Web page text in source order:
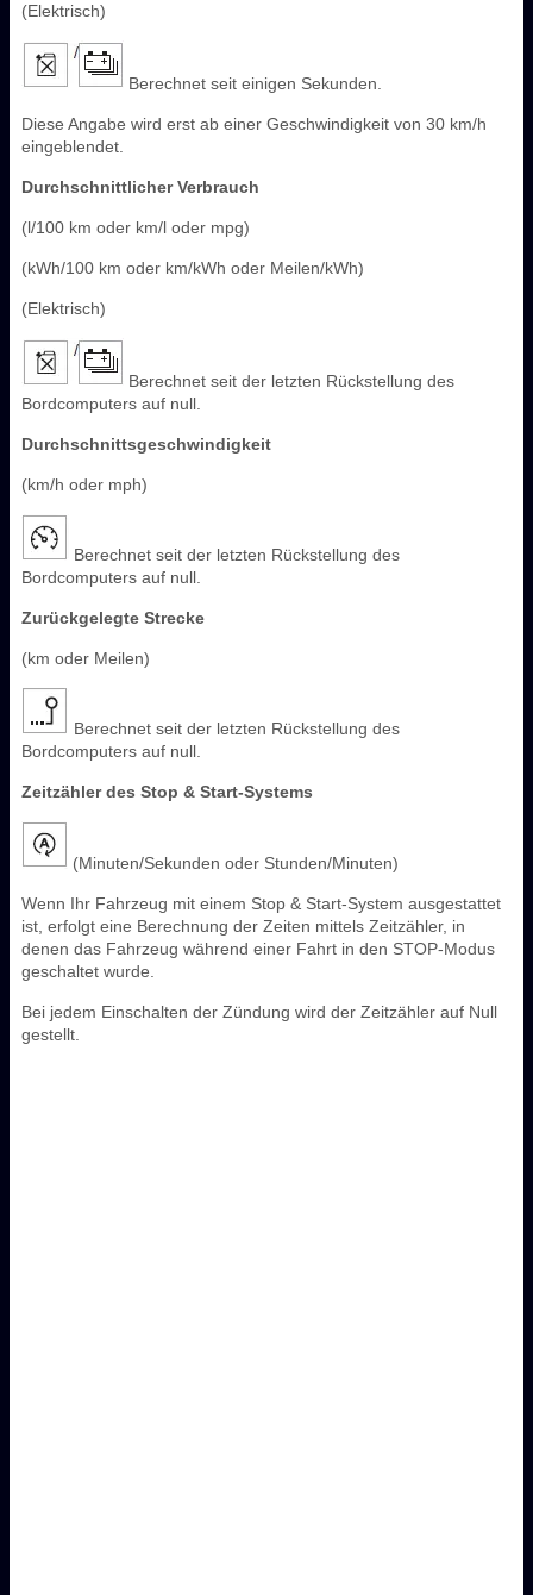
(Elektrisch)
Berechnet seit einigen Sekunden.
Diese Angabe wird erst ab einer Geschwindigkeit von 30 km/h
eingeblendet.
Durchschnittlicher Verbrauch
(l/100 km oder km/l oder mpg)
(kWh/100 km oder km/kWh oder Meilen/kWh)
(Elektrisch)
Berechnet seit der letzten Rückstellung des
Bordcomputers auf null.
Durchschnittsgeschwindigkeit
(km/h oder mph)
Berechnet seit der letzten Rückstellung des
Bordcomputers auf null.
Zurückgelegte Strecke
(km oder Meilen)
Berechnet seit der letzten Rückstellung des
Bordcomputers auf null.
Zeitzähler des Stop & Start-Systems
(Minuten/Sekunden oder Stunden/Minuten)
Wenn Ihr Fahrzeug mit einem Stop & Start-System ausgestattet
ist, erfolgt eine Berechnung der Zeiten mittels Zeitzähler, in
denen das Fahrzeug während einer Fahrt in den STOP-Modus
geschaltet wurde.
Bei jedem Einschalten der Zündung wird der Zeitzähler auf Null
gestellt.